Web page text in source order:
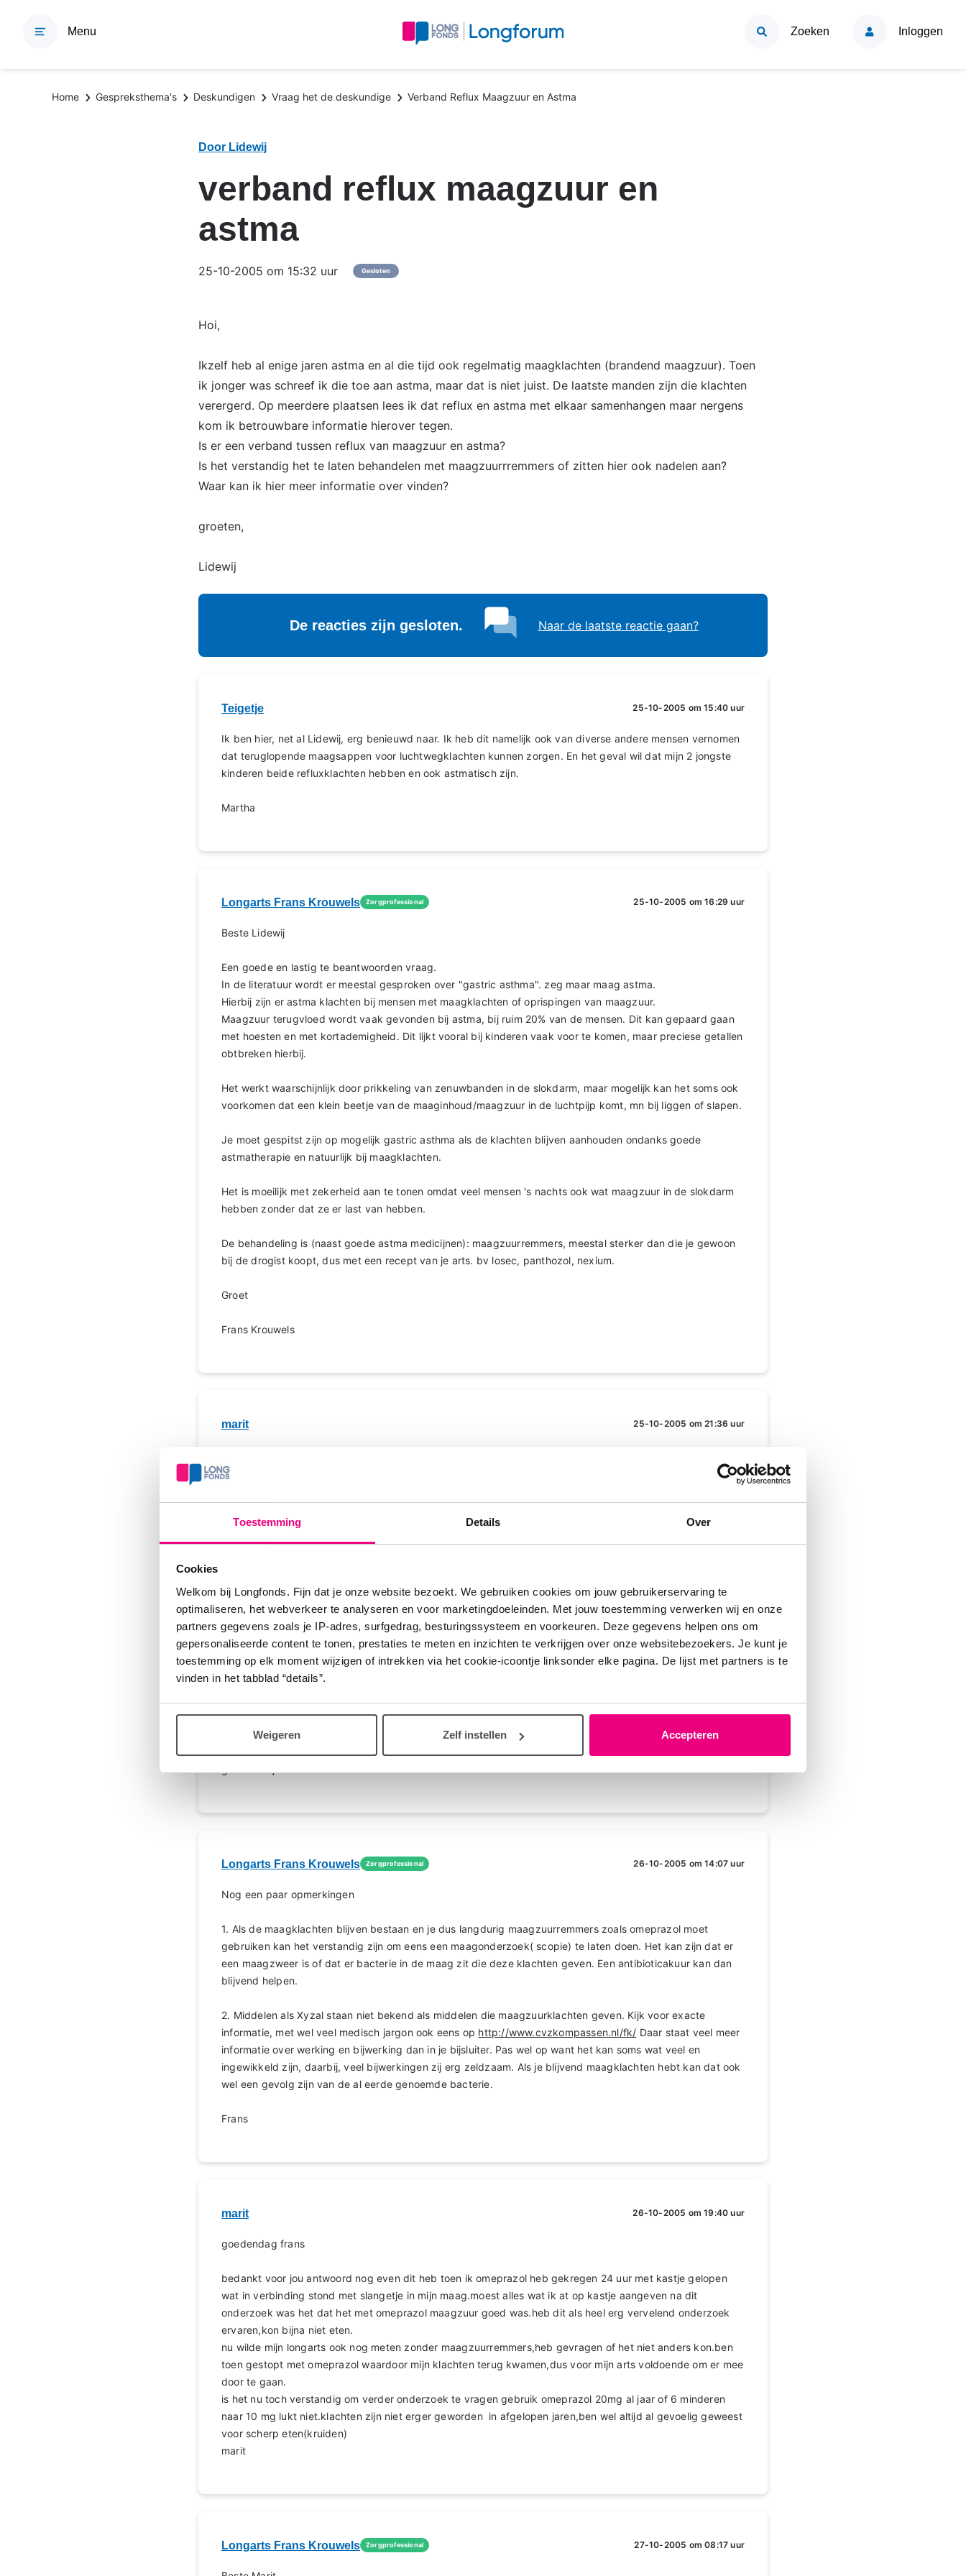
Toestemming Details Over
Cookies
Welkom bij Longfonds. Fijn dat je onze website bezoekt. We gebruiken cookies om jouw gebruikerservaring te
optimaliseren, het webverkeer te analyseren en voor marketingdoeleinden. Met jouw toestemming verwerken wij en onze
partners gegevens zoals je IP-adres, surfgedrag, besturingssysteem en voorkeuren. Deze gegevens helpen ons om
gepersonaliseerde content te tonen, prestaties te meten en inzichten te verkrijgen over onze websitebezoekers. Je kunt je
toestemming op elk moment wijzigen of intrekken via het cookie-icoontje linksonder elke pagina. De lijst met partners is te
vinden in het tabblad “details”.
Weigeren Zelf instellen Accepteren
Menu Zoeken Inloggen
Kruimelpad
Home Gespreksthema's Deskundigen Vraag het de deskundige Verband Reflux Maagzuur en Astma
Door Lidewij
verband reflux maagzuur en
astma
25-10-2005 om 15:32 uur Gesloten
Hoi,
Ikzelf heb al enige jaren astma en al die tijd ook regelmatig maagklachten (brandend maagzuur). Toen
ik jonger was schreef ik die toe aan astma, maar dat is niet juist. De laatste manden zijn die klachten
verergerd. Op meerdere plaatsen lees ik dat reflux en astma met elkaar samenhangen maar nergens
kom ik betrouwbare informatie hierover tegen.
Is er een verband tussen reflux van maagzuur en astma?
Is het verstandig het te laten behandelen met maagzuurrremmers of zitten hier ook nadelen aan?
Waar kan ik hier meer informatie over vinden?
groeten,
Lidewij
De reacties zijn gesloten. Naar de laatste reactie gaan?
Teigetje 25-10-2005 om 15:40 uur
Ik ben hier, net al Lidewij, erg benieuwd naar. Ik heb dit namelijk ook van diverse andere mensen vernomen
dat teruglopende maagsappen voor luchtwegklachten kunnen zorgen. En het geval wil dat mijn 2 jongste
kinderen beide refluxklachten hebben en ook astmatisch zijn.
Martha
Longarts Frans Krouwels Zorgprofessional 25-10-2005 om 16:29 uur
Beste Lidewij
Een goede en lastig te beantwoorden vraag.
In de literatuur wordt er meestal gesproken over "gastric asthma". zeg maar maag astma.
Hierbij zijn er astma klachten bij mensen met maagklachten of oprispingen van maagzuur.
Maagzuur terugvloed wordt vaak gevonden bij astma, bij ruim 20% van de mensen. Dit kan gepaard gaan
met hoesten en met kortademigheid. Dit lijkt vooral bij kinderen vaak voor te komen, maar preciese getallen
obtbreken hierbij.
Het werkt waarschijnlijk door prikkeling van zenuwbanden in de slokdarm, maar mogelijk kan het soms ook
voorkomen dat een klein beetje van de maaginhoud/maagzuur in de luchtpijp komt, mn bij liggen of slapen.
Je moet gespitst zijn op mogelijk gastric asthma als de klachten blijven aanhouden ondanks goede
astmatherapie en natuurlijk bij maagklachten.
Het is moeilijk met zekerheid aan te tonen omdat veel mensen 's nachts ook wat maagzuur in de slokdarm
hebben zonder dat ze er last van hebben.
De behandeling is (naast goede astma medicijnen): maagzuurremmers, meestal sterker dan die je gewoon
bij de drogist koopt, dus met een recept van je arts. bv losec, panthozol, nexium.
Groet
Frans Krouwels
marit 25-10-2005 om 21:36 uur
maagzuur gevenals bijwerking.in mijn geval xyzal toen ik met klachten als branderig gevoel op borstbeen
kwam kreeg ik maagzuurremmer omeprazol waarmee mijn klachten inderdaad verdwenen.zo gauw ik stop
met omeprazol komen deze klachten ook terug.
Frans, bedankt voor je uitleg. Dit wist mijn huisarts niet.
Inderdaad dacht ik zelf ook lang dat het gewoon een bijwerking was van mijn medicijnen. In de bijsluiter
staat immers dat die maagklachten kunnen geven. Sinds ik omeprazol gebruik gaat het beter, maar zodra
ik stop komen de klachten net zo erg terug. Binnekort word er verder onderzoek gedaan in het ziekenhuis.
Het lijkt er dus op dat ik aan de omeprazol zal blijven.
Longarts Frans Krouwels Zorgprofessional 26-10-2005 om 14:07 uur
Nog een paar opmerkingen
1. Als de maagklachten blijven bestaan en je dus langdurig maagzuurremmers zoals omeprazol moet
gebruiken kan het verstandig zijn om eens een maagonderzoek( scopie) te laten doen. Het kan zijn dat er
een maagzweer is of dat er bacterie in de maag zit die deze klachten geven. Een antibioticakuur kan dan
blijvend helpen.
2. Middelen als Xyzal staan niet bekend als middelen die maagzuurklachten geven. Kijk voor exacte
informatie, met wel veel medisch jargon ook eens op http://www.cvzkompassen.nl/fk/ Daar staat veel meer
informatie over werking en bijwerking dan in je bijsluiter. Pas wel op want het kan soms wat veel en
ingewikkeld zijn, daarbij, veel bijwerkingen zij erg zeldzaam. Als je blijvend maagklachten hebt kan dat ook
wel een gevolg zijn van de al eerde genoemde bacterie.
Frans
marit 26-10-2005 om 19:40 uur
goedendag frans
bedankt voor jou antwoord nog even dit heb toen ik omeprazol heb gekregen 24 uur met kastje gelopen
wat in verbinding stond met slangetje in mijn maag.moest alles wat ik at op kastje aangeven na dit
onderzoek was het dat het met omeprazol maagzuur goed was.heb dit als heel erg vervelend onderzoek
ervaren,kon bijna niet eten.
nu wilde mijn longarts ook nog meten zonder maagzuurremmers,heb gevragen of het niet anders kon.ben
toen gestopt met omeprazol waardoor mijn klachten terug kwamen,dus voor mijn arts voldoende om er mee
door te gaan.
is het nu toch verstandig om verder onderzoek te vragen gebruik omeprazol 20mg al jaar of 6 minderen
naar 10 mg lukt niet.klachten zijn niet erger geworden in afgelopen jaren,ben wel altijd al gevoelig geweest
voor scherp eten(kruiden)
marit
Longarts Frans Krouwels Zorgprofessional 27-10-2005 om 08:17 uur